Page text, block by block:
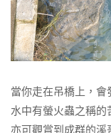
當你走在吊橋上，會
水中有螢火蟲之稱
亦可觀賞到成群的溪